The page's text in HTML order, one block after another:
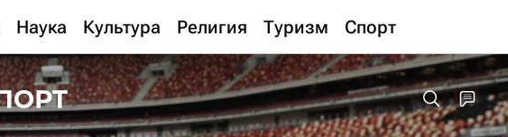
Наука Культура Религия Туризм Спорт